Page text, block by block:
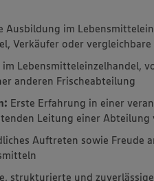
Ausbildung im
Verkäufer oder
Lebensmitteleinzelhandel,
anderen Frischeabteilung
Erste Erfahrung in einer
Leitung einer Abteilung
Auftreten sowie Freude
strukturierte und